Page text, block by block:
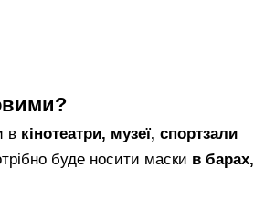
в кінотеатри, музеї, спортзали
буде носити маски в барах,